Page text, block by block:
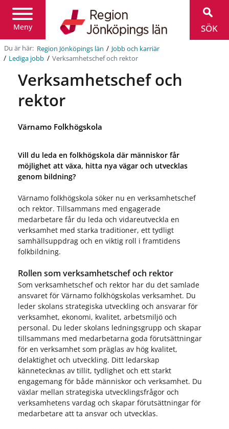
Meny
Jönköpings
län
SÖK
Du är här: Region Jönköpings län / Jobb och karriär
/ Lediga jobb / Verksamhetschef och rektor
Verksamhetschef och
rektor
Värnamo Folkhögskola
Vill du leda en folkhögskola där människor får
möjlighet att växa, hitta nya vägar och utvecklas
genom bildning?
Värnamo folkhögskola söker nu en verksamhetschef
och rektor. Tillsammans med engagerade
medarbetare får du leda och vidareutveckla en
verksamhet med starka traditioner, ett tydligt
samhällsuppdrag och en viktig roll i framtidens
folkbildning.
Rollen som verksamhetschef och rektor
Som verksamhetschef och rektor har du det samlade
ansvaret för Värnamo folkhögskolas verksamhet. Du
leder skolans strategiska utveckling och ansvarar för
verksamhet, ekonomi, kvalitet, arbetsmiljö och
personal. Du leder skolans ledningsgrupp och skapar
tillsammans med medarbetarna goda förutsättningar
för en verksamhet som präglas av hög kvalitet,
delaktighet och utveckling. Ditt ledarskap
kännetecknas av tillit, tydlighet och ett starkt
engagemang för både människor och verksamhet. Du
växlar mellan strategiska utvecklingsfrågor och
verksamhetens vardag och skapar förutsättningar för
medarbetare att ta ansvar och utvecklas.